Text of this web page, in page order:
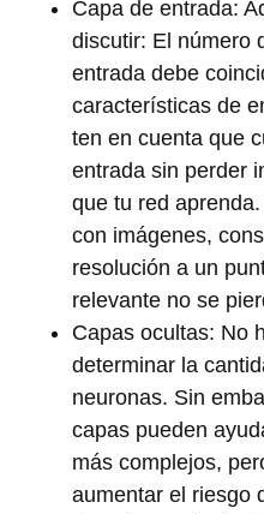
Capa de entrada:
discutir: El número
entrada debe
características de
ten en cuenta que
entrada sin perder
que tu red
con imágenes,
resolución a un
relevante no se
Capas ocultas: No
determinar la
neuronas. Sin
capas pueden
más complejos,
aumentar el riesgo